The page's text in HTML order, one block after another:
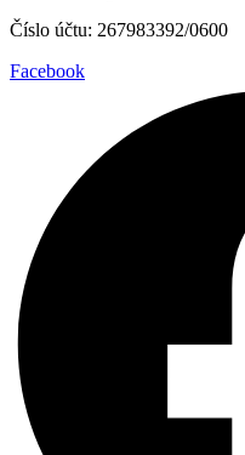
Číslo účtu: 267983392/0600
Facebook